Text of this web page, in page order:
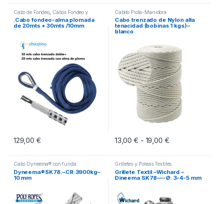
Cabo de Fondeo Cabos Fondeo y
Amarre
.Cabo fondeo-alma plomada
de 20mts + 30mts /10mm
129,00 €
Cabito Piola-Maniobra
Cabo trenzado de Nylon alta
tenacidad (bobinas 1 kgs)–
blanco
13,00€ - 19,00 €Rango de
Este producto tiene múltiples
Cabo Dyneema® con funda
Dyneema®SK78.–CR:3900kg–
10 mm
Grilletes y Poleas Textiles
Grillete Textil –Wichard –
Dineema SK78—-Ø: 3-4-5 mm